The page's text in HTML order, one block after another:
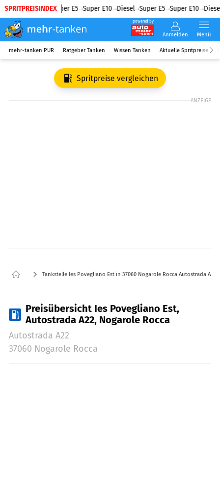
SPRITPREISINDEX
Diesel Super E5 Super E10 Diesel Super E5 Super E10 Diesel
powered by
Anmelden Menü
mehr-tanken PUR Ratgeber Tanken Wissen Tanken Aktuelle Spritpreise
Spritpreise vergleichen
ANZEIGE
Tankstelle Ies Povegliano Est in 37060 Nogarole Rocca Autostrada A22
Preisübersicht Ies Povegliano Est,
Autostrada A22, Nogarole Rocca
Autostrada A22
37060 Nogarole Rocca